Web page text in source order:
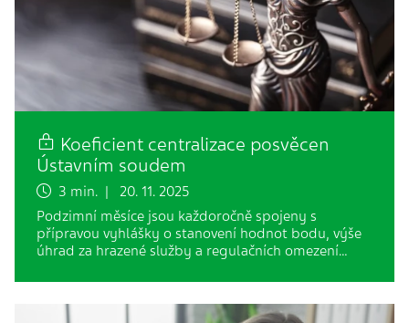
Koeficient centralizace posvěcen
Ústavním soudem
3 min. | 20. 11. 2025
Podzimní měsíce jsou každoročně spojeny s
přípravou vyhlášky o stanovení hodnot bodu, výše
úhrad za hrazené služby a regulačních omezení…